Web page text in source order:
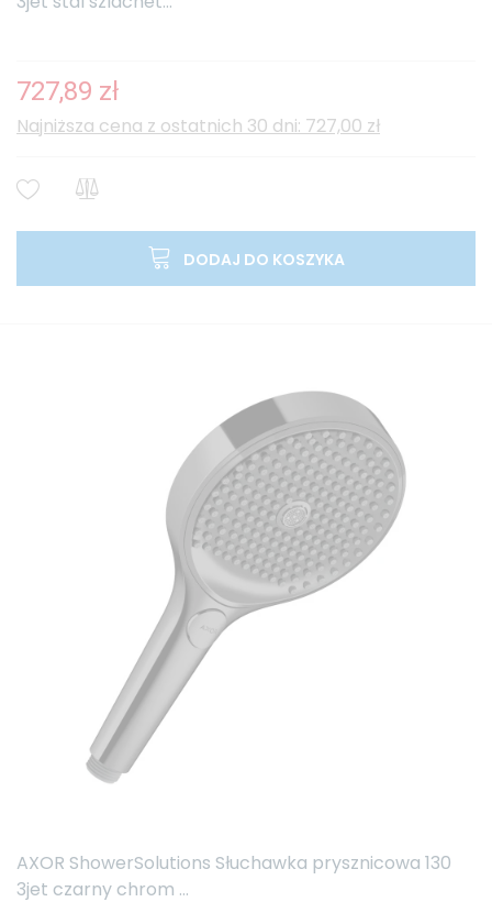
727,89 zł
Najniższa cena z ostatnich 30 dni: 727,00 zł
DODAJ DO KOSZYKA
AXOR ShowerSolutions Słuchawka prysznicowa 130
3jet czarny chrom ...